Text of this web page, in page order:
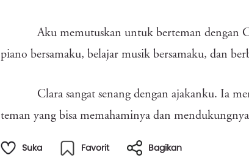
Aku memutuskan untuk berteman dengan
piano bersamaku, belajar musik bersamaku, dan
Clara sangat senang dengan ajakanku. Ia
teman yang bisa memahaminya dan
Suka Favorit Bagikan